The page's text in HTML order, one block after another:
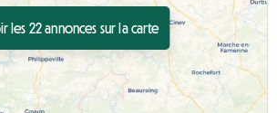
les 22 annonces sur la carte